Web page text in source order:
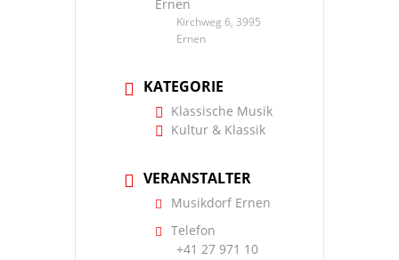
Ernen
Kirchweg 6, 3995
Ernen
KATEGORIE
Klassische Musik
Kultur & Klassik
VERANSTALTER
Musikdorf Ernen
Telefon
+41 27 971 10